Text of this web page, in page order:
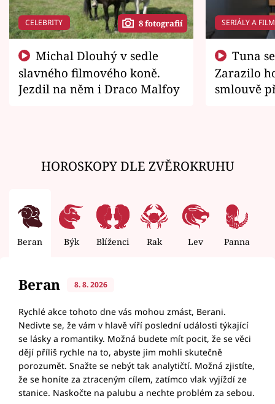
CELEBRITY 8 fotografií
slavného filmového koně.
Jezdil na něm i Draco Malfoy
SERIÁLY A
Zarazilo
smlouvě
HOROSKOPY DLE ZVĚROKRUHU
Beran Býk Blíženci Rak Lev Panna
Beran 8. 8. 2026
Rychlé akce tohoto dne vás mohou zmást, Berani.
Nedivte se, že vám v hlavě víří poslední události týkající
se lásky a romantiky. Možná budete mít pocit, že se věci
dějí příliš rychle na to, abyste jim mohli skutečně
porozumět. Snažte se nebýt tak analytičtí. Možná zjistíte,
že se honíte za ztraceným cílem, zatímco vlak vyjíždí ze
stanice. Naskočte na palubu a nechte problém za sebou.